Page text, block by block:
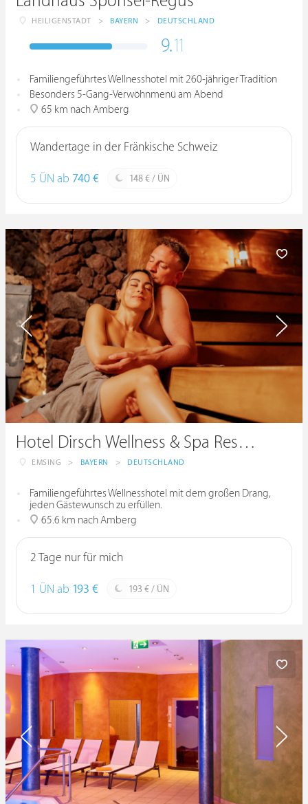
HEILIGENSTADT > BAYERN > DEUTSCHLAND
9.11
Familiengeführtes Wellnesshotel mit 260-jähriger Tradition
Besonders 5-Gang-Verwöhnmenü am Abend
65 km nach Amberg
Wandertage in der Fränkische Schweiz
5 ÜN ab 740 € 148 € / ÜN
Hotel Dirsch Wellness & Spa Resort
EMSING > BAYERN > DEUTSCHLAND
Familiengeführtes Wellnesshotel mit dem großen Drang,
jeden Gästewunsch zu erfüllen.
65.6 km nach Amberg
2 Tage nur für mich
1 ÜN ab 193 € 193 € / ÜN